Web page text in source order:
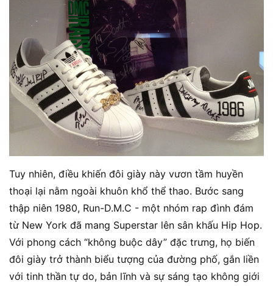
Tuy nhiên, điều khiến đôi giày này vươn tầm huyền
thoại lại nằm ngoài khuôn khổ thể thao. Bước sang
thập niên 1980, Run-D.M.C - một nhóm rap đình đám
từ New York đã mang Superstar lên sân khấu Hip Hop.
Với phong cách “không buộc dây” đặc trưng, họ biến
đôi giày trở thành biểu tượng của đường phố, gắn liền
với tinh thần tự do, bản lĩnh và sự sáng tạo không giới